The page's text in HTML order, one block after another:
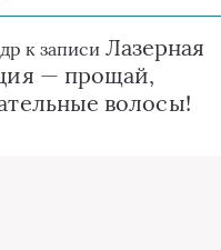
к записи Лазерная
— прощай,
волосы!